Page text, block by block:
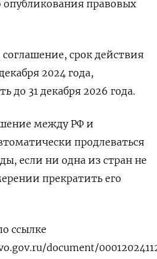
правовых
срок действия
2024 года,
до 31 декабря 2026 года.
между РФ и
продлеваться
если ни одна из стран не
прекратить его
ссылке
document/